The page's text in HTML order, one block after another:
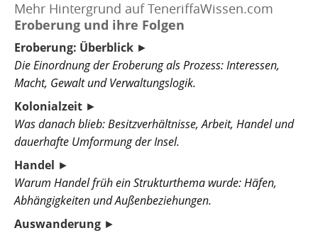
Mehr Hintergrund auf TeneriffaWissen.com
Eroberung und ihre Folgen
Eroberung: Überblick ►
Die Einordnung der Eroberung als Prozess: Interessen,
Macht, Gewalt und Verwaltungslogik.
Kolonialzeit ►
Was danach blieb: Besitzverhältnisse, Arbeit, Handel und
dauerhafte Umformung der Insel.
Handel ►
Warum Handel früh ein Strukturthema wurde: Häfen,
Abhängigkeiten und Außenbeziehungen.
Auswanderung ►